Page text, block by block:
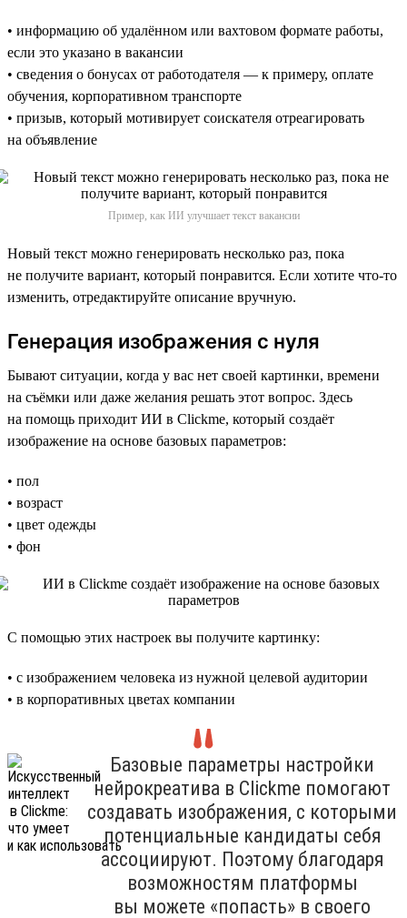
• информацию об удалённом или вахтовом формате работы,
если это указано в вакансии
• сведения о бонусах от работодателя — к примеру, оплате
обучения, корпоративном транспорте
• призыв, который мотивирует соискателя отреагировать
на объявление
Пример, как ИИ улучшает текст вакансии
Новый текст можно генерировать несколько раз, пока
не получите вариант, который понравится. Если хотите что-то
изменить, отредактируйте описание вручную.
Генерация изображения с нуля
Бывают ситуации, когда у вас нет своей картинки, времени
на съёмки или даже желания решать этот вопрос. Здесь
на помощь приходит ИИ в Clickme, который создаёт
изображение на основе базовых параметров:
• пол
• возраст
• цвет одежды
• фон
С помощью этих настроек вы получите картинку:
• с изображением человека из нужной целевой аудитории
• в корпоративных цветах компании
Базовые параметры настройки
нейрокреатива в Clickme помогают
создавать изображения, с которыми
потенциальные кандидаты себя
ассоциируют. Поэтому благодаря
возможностям платформы
вы можете «попасть» в своего